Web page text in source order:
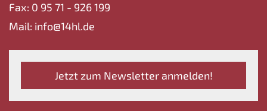
Fax: 0 95 71 - 926 199
Mail: info@14hl.de
Jetzt zum Newsletter anmelden!